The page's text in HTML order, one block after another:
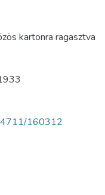
kartonra ragasztva
160312